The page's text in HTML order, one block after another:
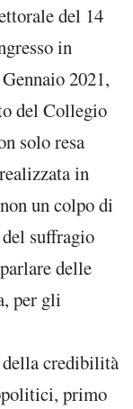
del 14
in
2021,
del Collegio
solo resa
in
un colpo di
suffragio
delle
per gli
della credibilità
primo